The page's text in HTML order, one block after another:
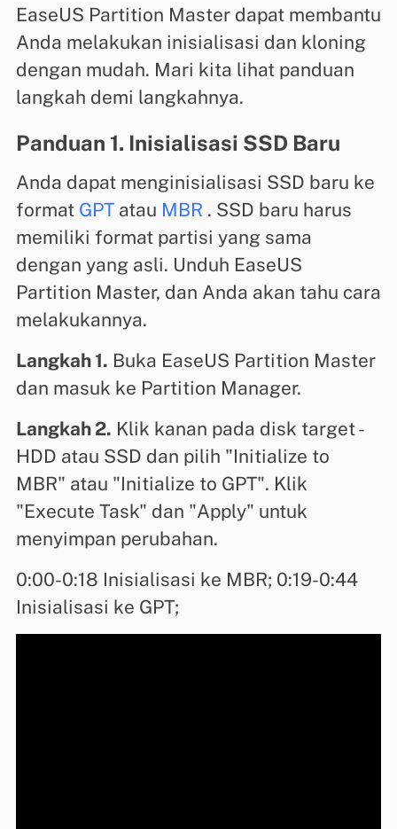
EaseUS Partition Master dapat membantu
Anda melakukan inisialisasi dan kloning
dengan mudah. Mari kita lihat panduan
langkah demi langkahnya.
Panduan 1. Inisialisasi SSD Baru
Anda dapat menginisialisasi SSD baru ke
format GPTatau MBR . SSD baru harus
memiliki format partisi yang sama
dengan yang asli. Unduh EaseUS
Partition Master, dan Anda akan tahu cara
melakukannya.
Langkah 1. Buka EaseUS Partition Master
dan masuk ke Partition Manager.
Langkah 2. Klik kanan pada disk target -
HDD atau SSD dan pilih "Initialize to
MBR" atau "Initialize to GPT". Klik
"Execute Task" dan "Apply" untuk
menyimpan perubahan.
0:00-0:18 Inisialisasi ke MBR; 0:19-0:44
Inisialisasi ke GPT;